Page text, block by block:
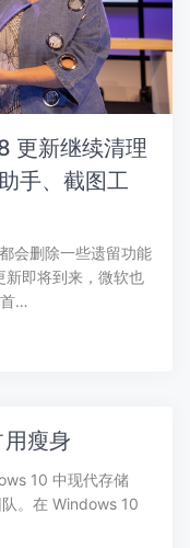
更新继续清理
手、截图工
会删除一些遗留功能
即将到来，微软也
…
瘦身
10 中现代存储
。在 Windows 10